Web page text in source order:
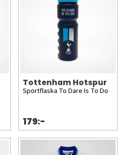
Tottenham Hotspur
Sportflaska To Dare Is To Do
179:-